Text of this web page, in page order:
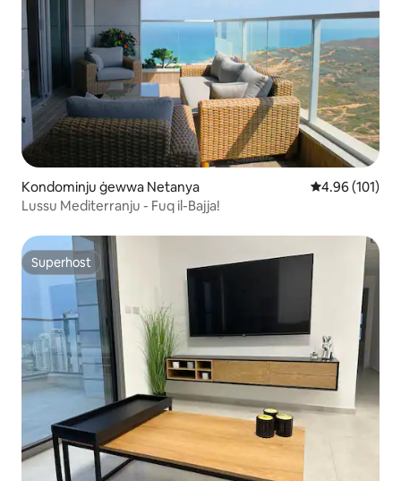
Kondominju ġewwa Netanya Rating medju
4.96 (101)
Lussu Mediterranju - Fuq il-Bajja!
Superhost
Superhost